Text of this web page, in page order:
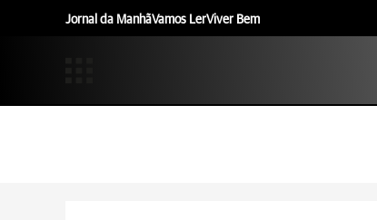
Jornal da ManhãVamos LerViver Bem